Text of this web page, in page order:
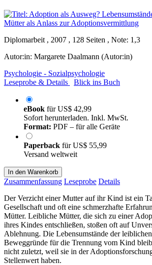
Diplomarbeit , 2007 , 128 Seiten , Note: 1,3
Autor:in: Margarete Daalmann (Autor:in)
Psychologie - Sozialpsychologie
Leseprobe & Details
Blick ins Buch
eBook fürUS$ 42,99
Sofort herunterladen. Inkl. MwSt.
Format: PDF – für alle Geräte
Paperback fürUS$ 55,99
Versand weltweit
In den Warenkorb
Zusammenfassung Leseprobe Details
Der Verzicht einer Mutter auf ihr Kind ist ein
Gesellschaft und oft eine schmerzhafte
Mütter. Leibliche Mütter, die sich zu einer
ihres Kindes entschließen, stoßen oft auf
Ablehnung. Die Lebensumstände der
Beweggründe für die Trennung vom Kind
nicht zuletzt, weil sie in der
Stellenwert haben.